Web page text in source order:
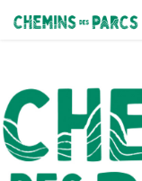
Chemins des Parcs